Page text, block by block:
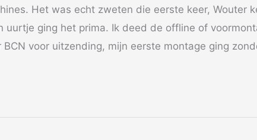
Het was echt zweten die eerste keer, Wouter
uurtje ging het prima. Ik deed de offline of
BCN voor uitzending, mijn eerste montage ging